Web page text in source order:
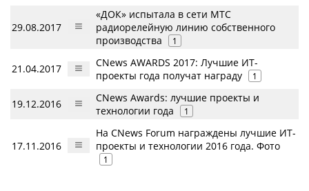
29.08.2017
«ДОК» испытала в сети МТС
радиорелейную линию собственного
производства
1
21.04.2017
CNews AWARDS 2017: Лучшие ИТ-
проекты года получат награду
1
19.12.2016
CNews Awards: лучшие проекты и
технологии года
1
17.11.2016
На CNews Forum награждены лучшие ИТ-
проекты и технологии 2016 года. Фото
1